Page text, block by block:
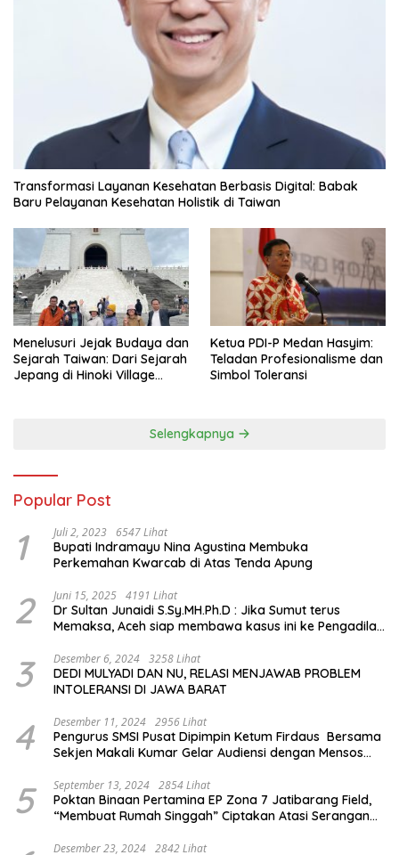
Transformasi Layanan Kesehatan Berbasis Digital: Babak
Baru Pelayanan Kesehatan Holistik di Taiwan
Menelusuri Jejak Budaya dan
Sejarah Taiwan: Dari Sejarah
Jepang di Hinoki Village
Ketua PDI-P Medan Hasyim:
Teladan Profesionalisme dan
Simbol Toleransi
Selengkapnya
Popular Post
1 Juli 2, 2023 6547 Lihat
Bupati Indramayu Nina Agustina Membuka
Perkemahan Kwarcab di Atas Tenda Apung
2 Juni 15, 2025 4191 Lihat
Dr Sultan Junaidi S.Sy.MH.Ph.D : Jika Sumut terus
Memaksa, Aceh siap membawa kasus ini ke Pengadilan
3 Desember 6, 2024 3258 Lihat
DEDI MULYADI DAN NU, RELASI MENJAWAB PROBLEM
INTOLERANSI DI JAWA BARAT
4 Desember 11, 2024 2956 Lihat
Pengurus SMSI Pusat Dipimpin Ketum Firdaus Bersama
Sekjen Makali Kumar Gelar Audiensi dengan Mensos
5 September 13, 2024 2854 Lihat
Poktan Binaan Pertamina EP Zona 7 Jatibarang Field,
“Membuat Rumah Singgah” Ciptakan Atasi Serangan
Desember 23, 2024 2842 Lihat